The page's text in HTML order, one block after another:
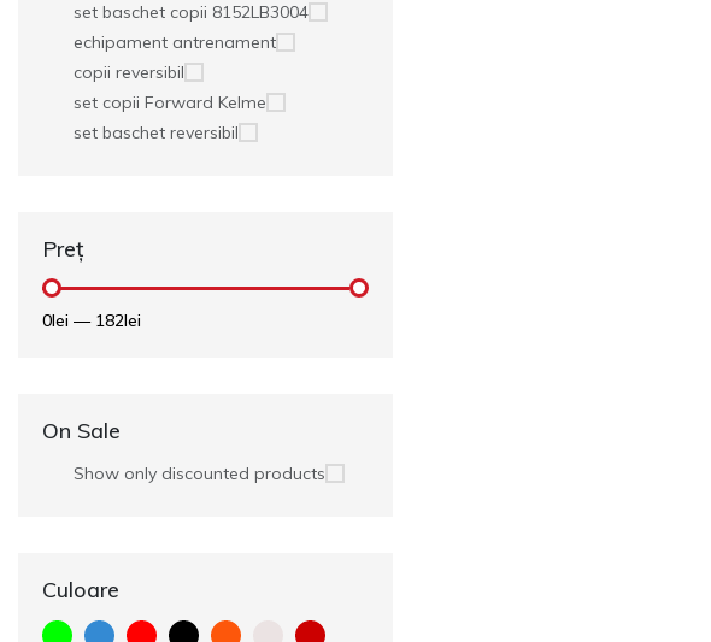
set baschet copii 8152LB3004
echipament antrenament
copii reversibil
set copii Forward Kelme
set baschet reversibil
Preț
0lei — 182lei
On Sale
Show only discounted products
Culoare